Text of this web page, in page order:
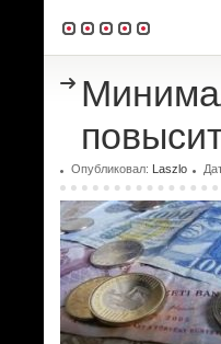
Опубликовал: Laszlo